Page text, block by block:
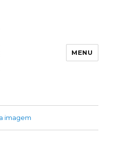
MENU
imagem